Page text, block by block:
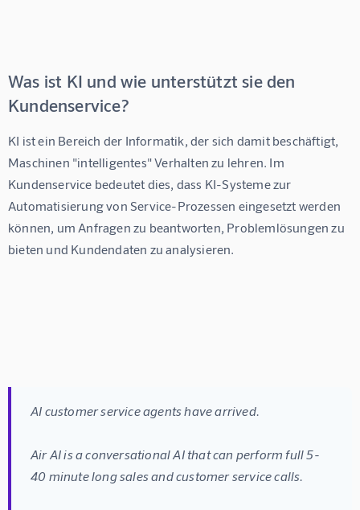
Was ist KI und wie unterstützt sie den
Kundenservice?
KI ist ein Bereich der Informatik, der sich damit beschäftigt,
Maschinen "intelligentes" Verhalten zu lehren. Im
Kundenservice bedeutet dies, dass KI-Systeme zur
Automatisierung von Service-Prozessen eingesetzt werden
können, um Anfragen zu beantworten, Problemlösungen zu
bieten und Kundendaten zu analysieren.
AI customer service agents have arrived.
Air AI is a conversational AI that can perform full 5-
40 minute long sales and customer service calls.